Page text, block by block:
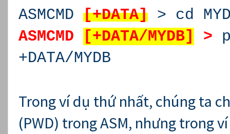
ASMCMD [+DATA] > cd
ASMCMD
[+DATA/MYDB] >
+DATA/MYDB
Trong ví dụ thứ nhất, chúng ta
(PWD) trong ASM, nhưng trong